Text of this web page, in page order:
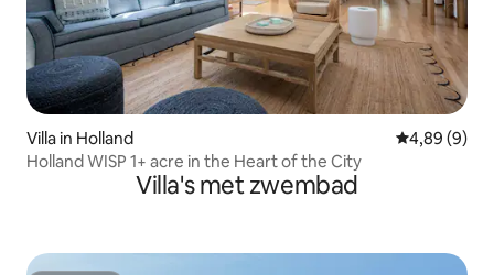
Villa in Holland Gemiddelde
4,89 (9)
Holland WISP 1+ acre in the Heart of the City
Villa's met zwembad